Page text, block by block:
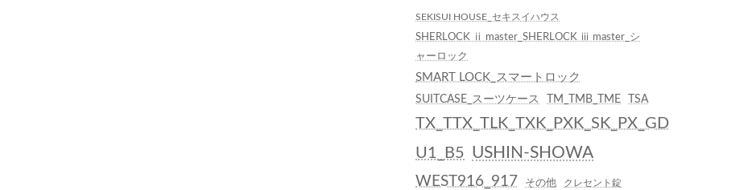
SEKISUI HOUSE_セキスイハウス
SHERLOCK ⅱ master_SHERLOCK ⅲ master_シ
ャーロック
SMART LOCK_スマートロック
SUITCASE_スーツケース TM_TMB_TME TSA
TX_TTX_TLK_TXK_PXK_SK_PX_GD
U1_B5 USHIN-SHOWA
WEST916_917 その他 クレセント錠